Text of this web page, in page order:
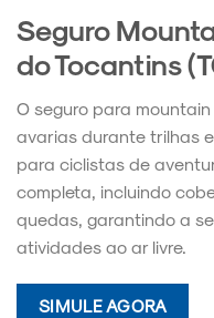
Seguro
do Tocantins
O seguro para
avarias durante trilhas
para ciclistas de
completa, incluindo
quedas, garantindo a
atividades ao ar livre.
SIMULE AGORA